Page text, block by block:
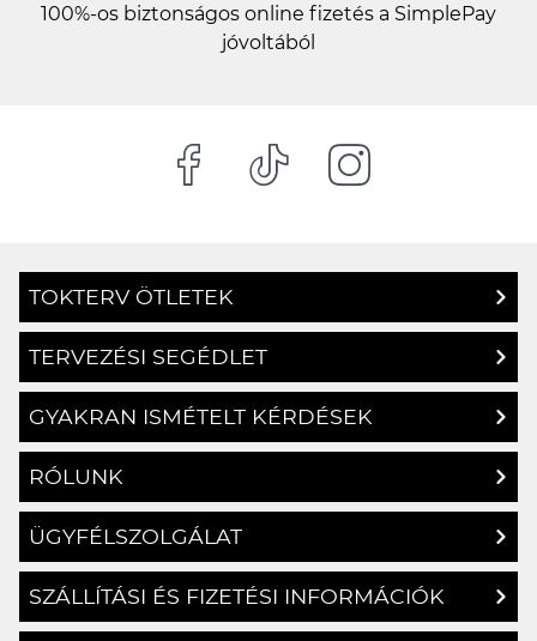
100%-os biztonságos online fizetés a SimplePay
jóvoltából
TOKTERV ÖTLETEK
TERVEZÉSI SEGÉDLET
GYAKRAN ISMÉTELT KÉRDÉSEK
RÓLUNK
ÜGYFÉLSZOLGÁLAT
SZÁLLÍTÁSI ÉS FIZETÉSI INFORMÁCIÓK